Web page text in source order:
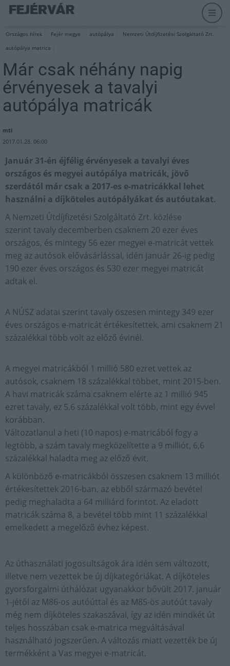
Országos hírek Fejér megye autópálya
Nemzeti Útdíjfizetési Szolgáltató Zrt.
autópálya matrica
Már csak néhány napig
érvényesek a tavalyi
autópálya matricák
mti
2017.01.28. 06:00
Január 31-én éjfélig érvényesek a tavalyi éves
országos és megyei autópálya matricák, jövő
szerdától már csak a 2017-es e-matricákkal lehet
használni a díjköteles autópályákat és autóutakat.
A Nemzeti Útdíjfizetési Szolgáltató Zrt. közlése
szerint tavaly decemberben csaknem 20 ezer éves
országos, és mintegy 56 ezer megyei e-matricát vettek
meg az autósok elővásárlással, idén január 26-ig pedig
190 ezer éves országos és 530 ezer megyei matricát
adtak el.
A NÚSZ adatai szerint tavaly öszesen mintegy 349 ezer
éves országos e-matricát értékesítettek, ami csaknem 21
százalékkal több volt az előző évinél.
A megyei matricákból 1 millió 580 ezret vettek az
autósok, csaknem 18 százalékkal többet, mint 2015-ben.
A havi matricák száma csaknem elérte az 1 millió 945
ezret tavaly, ez 5,6 százalékkal volt több, mint egy évvel
korábban.
Változatlanul a heti (10 napos) e-matricából fogy a
legtöbb, a szám tavaly megközelítette a 9 milliót, 6,6
százalékkal haladta meg az előző évit.
A különböző e-matricákból összesen csaknem 13 milliót
értékesítettek 2016-ban, az ebből származó bevétel
pedig meghaladta a 64 milliárd forintot. Az eladott
matricák száma 8, a bevétel több mint 11 százalékkal
emelkedett a megelőző évhez képest.
Az úthasználati jogosultságok ára idén sem változott,
illetve nem vezettek be új díjkategóriákat. A díjköteles
gyorsforgalmi úthálózat ugyanakkor bővült 2017. január
1-jétől az M86-os autóúttal és az M85-ös autóút tavaly
még nem díjköteles szakaszával, így az idén mindkét út
teljes hosszában csak e-matrica megváltásával
használható jogszerűen. A változás miatt vezették be új
termékként a Vas megyei e-matricát.